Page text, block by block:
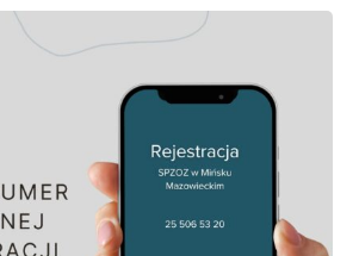
W
MIŃSKU
MAZOWIECKIM